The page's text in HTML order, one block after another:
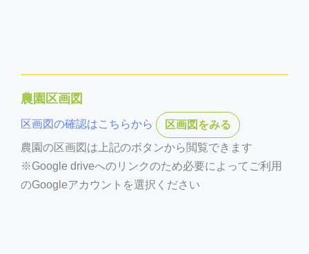
農園区画図
区画図の確認はこちらから
区画図をみる
農園の区画図は上記のボタンから閲覧できます
※Google driveへのリンクのため必要によってご利用
のGoogleアカウントを選択ください